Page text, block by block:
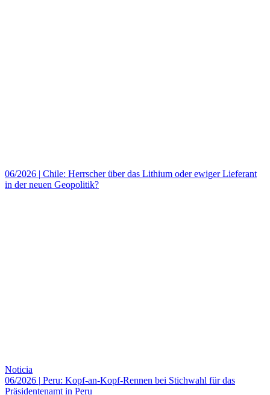
06/2026 | Chile: Herrscher über das Lithium oder ewiger Lieferant
in der neuen Geopolitik?
Noticia
06/2026 | Peru: Kopf-an-Kopf-Rennen bei Stichwahl für das
Präsidentenamt in Peru